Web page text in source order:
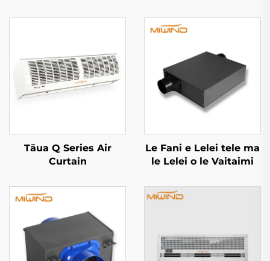
Tāua Q Series Air
Curtain
Le Fani e Lelei tele ma
le Lelei o le Vaitaimi